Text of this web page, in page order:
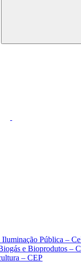
Iluminação Pública –
e Bioprodutos –
– CEP